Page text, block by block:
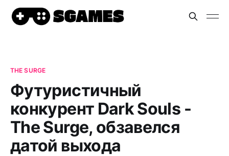
THE SURGE
Футуристичный
конкурент Dark Souls -
The Surge, обзавелся
датой выхода